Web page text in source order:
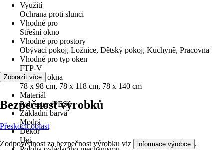
Využití
Ochrana proti slunci
Vhodné pro
Střešní okno
Vhodné pro prostory
Obývací pokoj, Ložnice, Dětský pokoj, Kuchyně, Pracovna
Vhodné pro typ oken
FTP-V
Velikost okna
78 x 98 cm, 78 x 118 cm, 78 x 140 cm
Materiál
Polyester (PES)
Základní barva
Modrá
Dekor
Uni
Zobrazit více
Bezpečnost výrobků
Přeskočit oblast
Zodpovědnost za bezpečnost výrobku viz informace výrobce .